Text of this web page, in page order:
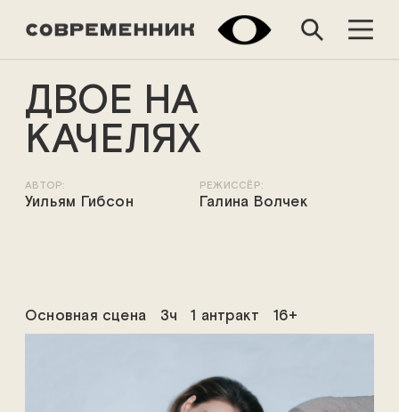
ДВОЕ НА
КАЧЕЛЯХ
АВТОР:
Уильям Гибсон
РЕЖИССЁР:
Галина Волчек
Основная сцена 3ч 1 антракт 16+